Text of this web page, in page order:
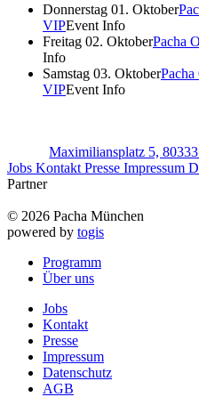
Donnerstag 01. Oktober
VIPEvent Info
Freitag 02. OktoberPacha
Info
Samstag 03. Oktober
VIPEvent Info
Maximiliansplatz 5,
Jobs Kontakt Presse Impressum
Partner
© 2026 Pacha München
powered by togis
Programm
Über uns
Jobs
Kontakt
Presse
Impressum
Datenschutz
AGB